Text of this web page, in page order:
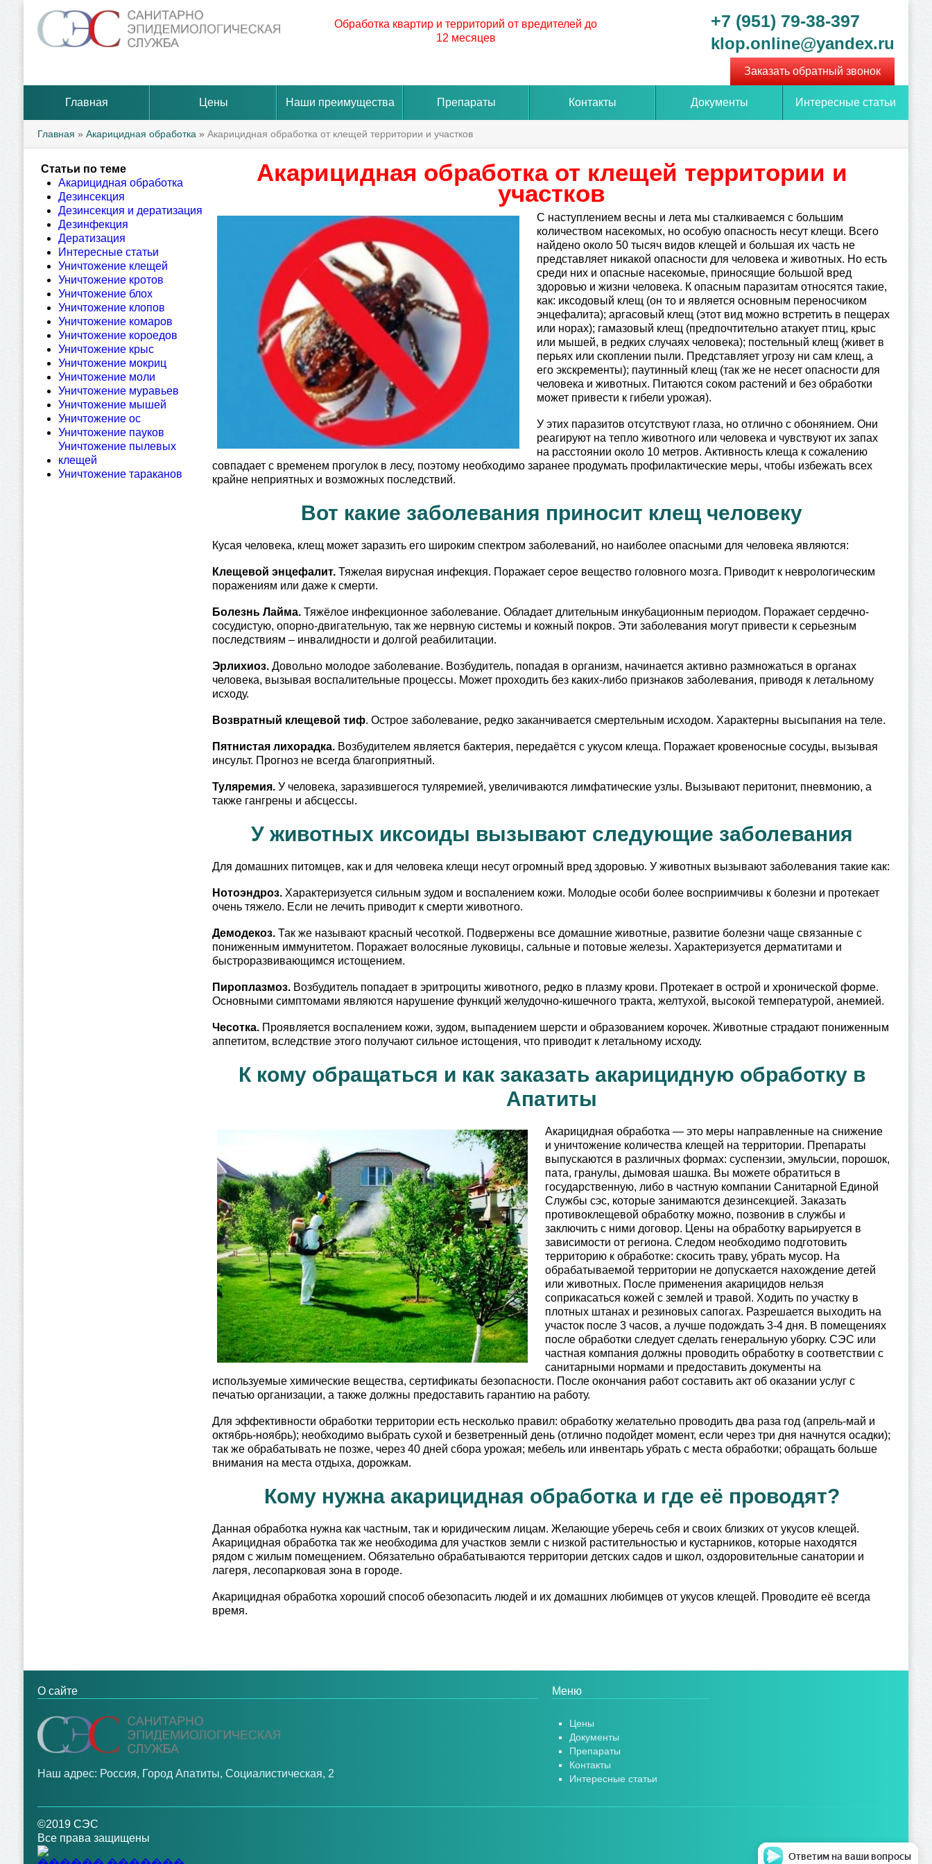
Обработка квартир и территорий от вредителей до
12 месяцев
+7 (951) 79-38-397
klop.online@yandex.ru
Заказать обратный звонок
Главная Цены Наши преимущества Препараты Контакты Документы Интересные статьи
Главная » Акарицидная обработка » Акарицидная обработка от клещей территории и участков
Акарицидная обработка от клещей территории и
участков
С наступлением весны и лета мы сталкиваемся с большим
количеством насекомых, но особую опасность несут клещи. Всего
найдено около 50 тысяч видов клещей и большая их часть не
представляет никакой опасности для человека и животных. Но есть
среди них и опасные насекомые, приносящие большой вред
здоровью и жизни человека. К опасным паразитам относятся такие,
как: иксодовый клещ (он то и является основным переносчиком
энцефалита); аргасовый клещ (этот вид можно встретить в пещерах
или норах); гамазовый клещ (предпочтительно атакует птиц, крыс
или мышей, в редких случаях человека); постельный клещ (живет в
перьях или скоплении пыли. Представляет угрозу ни сам клещ, а
его экскременты); паутинный клещ (так же не несет опасности для
человека и животных. Питаются соком растений и без обработки
может привести к гибели урожая).
У этих паразитов отсутствуют глаза, но отлично с обонянием. Они
реагируют на тепло животного или человека и чувствуют их запах
на расстоянии около 10 метров. Активность клеща к сожалению
совпадает с временем прогулок в лесу, поэтому необходимо заранее продумать профилактические меры, чтобы избежать всех
крайне неприятных и возможных последствий.
Вот какие заболевания приносит клещ человеку
Кусая человека, клещ может заразить его широким спектром заболеваний, но наиболее опасными для человека являются:
Клещевой энцефалит. Тяжелая вирусная инфекция. Поражает серое вещество головного мозга. Приводит к неврологическим
поражениям или даже к смерти.
Болезнь Лайма.Тяжёлое инфекционное заболевание. Обладает длительным инкубационным периодом. Поражает сердечно-
сосудистую, опорно-двигательную, так же нервную системы и кожный покров. Эти заболевания могут привести к серьезным
последствиям – инвалидности и долгой реабилитации.
Эрлихиоз.Довольно молодое заболевание. Возбудитель, попадая в организм, начинается активно размножаться в органах
человека, вызывая воспалительные процессы. Может проходить без каких-либо признаков заболевания, приводя к летальному
исходу.
Возвратный клещевой тиф. Острое заболевание, редко заканчивается смертельным исходом. Характерны высыпания на теле.
Пятнистая лихорадка. Возбудителем является бактерия, передаётся с укусом клеща. Поражает кровеносные сосуды, вызывая
инсульт. Прогноз не всегда благоприятный.
Туляремия. У человека, заразившегося туляремией, увеличиваются лимфатические узлы. Вызывают перитонит, пневмонию, а
также гангрены и абсцессы.
У животных иксоиды вызывают следующие заболевания
Для домашних питомцев, как и для человека клещи несут огромный вред здоровью. У животных вызывают заболевания такие как:
Нотоэндроз. Характеризуется сильным зудом и воспалением кожи. Молодые особи более восприимчивы к болезни и протекает
очень тяжело. Если не лечить приводит к смерти животного.
Демодекоз. Так же называют красный чесоткой. Подвержены все домашние животные, развитие болезни чаще связанные с
пониженным иммунитетом. Поражает волосяные луковицы, сальные и потовые железы. Характеризуется дерматитами и
быстроразвивающимся истощением.
Пироплазмоз. Возбудитель попадает в эритроциты животного, редко в плазму крови. Протекает в острой и хронической форме.
Основными симптомами являются нарушение функций желудочно-кишечного тракта, желтухой, высокой температурой, анемией.
Чесотка. Проявляется воспалением кожи, зудом, выпадением шерсти и образованием корочек. Животные страдают пониженным
аппетитом, вследствие этого получают сильное истощения, что приводит к летальному исходу.
К кому обращаться и как заказать акарицидную обработку в
Апатиты
Акарицидная обработка — это меры направленные на снижение
и уничтожение количества клещей на территории. Препараты
выпускаются в различных формах: суспензии, эмульсии, порошок,
пата, гранулы, дымовая шашка. Вы можете обратиться в
государственную, либо в частную компании Санитарной Единой
Службы сэс, которые занимаются дезинсекцией. Заказать
противоклещевой обработку можно, позвонив в службы и
заключить с ними договор. Цены на обработку варьируется в
зависимости от региона. Следом необходимо подготовить
территорию к обработке: скосить траву, убрать мусор. На
обрабатываемой территории не допускается нахождение детей
или животных. После применения акарицидов нельзя
соприкасаться кожей с землей и травой. Ходить по участку в
плотных штанах и резиновых сапогах. Разрешается выходить на
участок после 3 часов, а лучше подождать 3-4 дня. В помещениях
после обработки следует сделать генеральную уборку. СЭС или
частная компания должны проводить обработку в соответствии с
санитарными нормами и предоставить документы на
используемые химические вещества, сертификаты безопасности. После окончания работ составить акт об оказании услуг с
печатью организации, а также должны предоставить гарантию на работу.
Для эффективности обработки территории есть несколько правил: обработку желательно проводить два раза год (апрель-май и
октябрь-ноябрь); необходимо выбрать сухой и безветренный день (отлично подойдет момент, если через три дня начнутся осадки);
так же обрабатывать не позже, через 40 дней сбора урожая; мебель или инвентарь убрать с места обработки; обращать больше
внимания на места отдыха, дорожкам.
Кому нужна акарицидная обработка и где её проводят?
Данная обработка нужна как частным, так и юридическим лицам. Желающие уберечь себя и своих близких от укусов клещей.
Акарицидная обработка так же необходима для участков земли с низкой растительностью и кустарников, которые находятся
рядом с жилым помещением. Обязательно обрабатываются территории детских садов и школ, оздоровительные санатории и
лагеря, лесопарковая зона в городе.
Акарицидная обработка хороший способ обезопасить людей и их домашних любимцев от укусов клещей. Проводите её всегда
время.
Статьи по теме
Акарицидная обработка
Дезинсекция
Дезинсекция и дератизация
Дезинфекция
Дератизация
Интересные статьи
Уничтожение клещей
Уничтожение кротов
Уничтожение блох
Уничтожение клопов
Уничтожение комаров
Уничтожение короедов
Уничтожение крыс
Уничтожение мокриц
Уничтожение моли
Уничтожение муравьев
Уничтожение мышей
Уничтожение ос
Уничтожение пауков
Уничтожение пылевых
клещей
Уничтожение тараканов
О сайте
Наш адрес: Россия, Город Апатиты, Социалистическая, 2
Меню
Цены
Документы
Препараты
Контакты
Интересные статьи
©2019 СЭС
Все права защищены
Ответим на ваши вопросы